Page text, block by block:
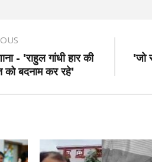
- 'राहुल गांधी हार की
को बदनाम कर रहे'
'जो